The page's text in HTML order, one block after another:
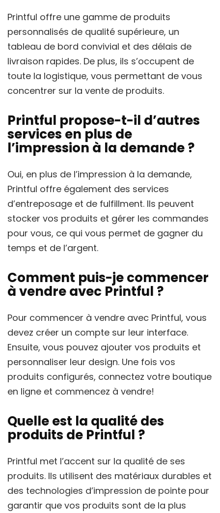
Printful offre une gamme de produits
personnalisés de qualité supérieure, un
tableau de bord convivial et des délais de
livraison rapides. De plus, ils s’occupent de
toute la logistique, vous permettant de vous
concentrer sur la vente de produits.
Printful propose-t-il d’autres
services en plus de
l’impression à la demande ?
Oui, en plus de l’impression à la demande,
Printful offre également des services
d’entreposage et de fulfillment. Ils peuvent
stocker vos produits et gérer les commandes
pour vous, ce qui vous permet de gagner du
temps et de l’argent.
Comment puis-je commencer
à vendre avec Printful ?
Pour commencer à vendre avec Printful, vous
devez créer un compte sur leur interface.
Ensuite, vous pouvez ajouter vos produits et
personnaliser leur design. Une fois vos
produits configurés, connectez votre boutique
en ligne et commencez à vendre!
Quelle est la qualité des
produits de Printful ?
Printful met l’accent sur la qualité de ses
produits. Ils utilisent des matériaux durables et
des technologies d’impression de pointe pour
garantir que vos produits sont de la plus